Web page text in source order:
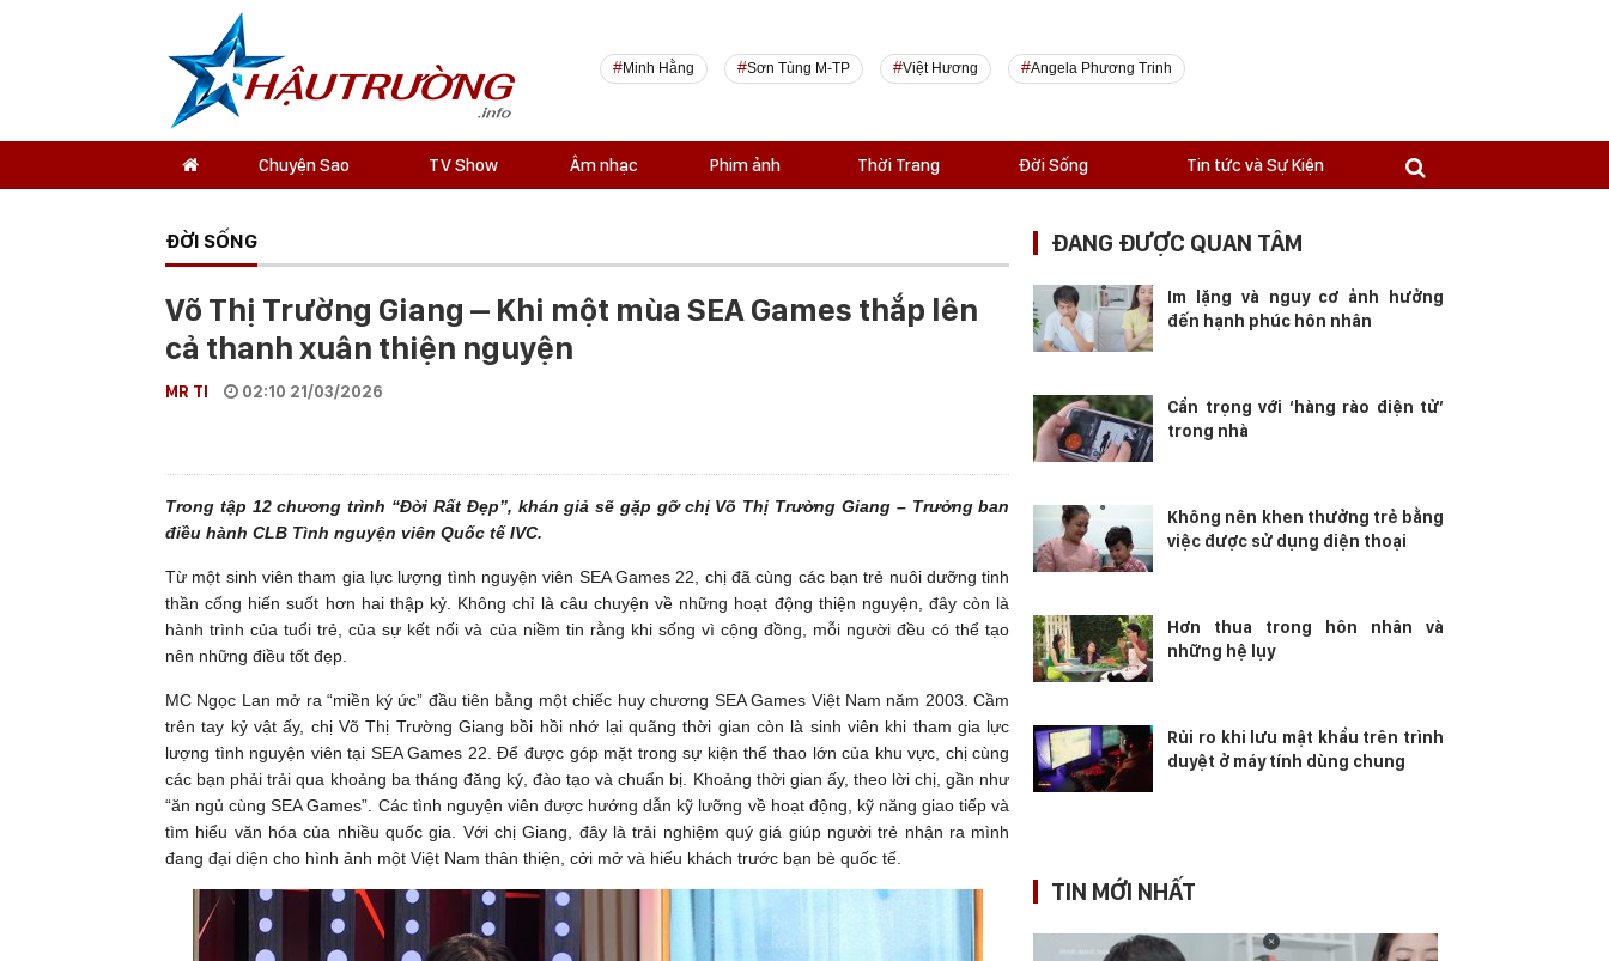
Minh Hằng Sơn Tùng M-TP Việt Hương Angela Phương Trinh
Chuyện Sao TV Show Âm nhạc Phim ảnh Thời Trang Đời Sống Tin tức và Sự Kiện
ĐỜI SỐNG
Võ Thị Trường Giang – Khi một mùa SEA Games thắp lên
cả thanh xuân thiện nguyện
MR TI 02:10 21/03/2026
Trong tập 12 chương trình “Đời Rất Đẹp”, khán giả sẽ gặp gỡ chị Võ Thị Trường Giang – Trưởng ban
điều hành CLB Tình nguyện viên Quốc tế IVC.
Từ một sinh viên tham gia lực lượng tình nguyện viên SEA Games 22, chị đã cùng các bạn trẻ nuôi dưỡng tinh
thần cống hiến suốt hơn hai thập kỷ. Không chỉ là câu chuyện về những hoạt động thiện nguyện, đây còn là
hành trình của tuổi trẻ, của sự kết nối và của niềm tin rằng khi sống vì cộng đồng, mỗi người đều có thể tạo
nên những điều tốt đẹp.
MC Ngọc Lan mở ra “miền ký ức” đầu tiên bằng một chiếc huy chương SEA Games Việt Nam năm 2003. Cầm
trên tay kỷ vật ấy, chị Võ Thị Trường Giang bồi hồi nhớ lại quãng thời gian còn là sinh viên khi tham gia lực
lượng tình nguyện viên tại SEA Games 22. Để được góp mặt trong sự kiện thể thao lớn của khu vực, chị cùng
các bạn phải trải qua khoảng ba tháng đăng ký, đào tạo và chuẩn bị. Khoảng thời gian ấy, theo lời chị, gần như
“ăn ngủ cùng SEA Games”. Các tình nguyện viên được hướng dẫn kỹ lưỡng về hoạt động, kỹ năng giao tiếp và
tìm hiểu văn hóa của nhiều quốc gia. Với chị Giang, đây là trải nghiệm quý giá giúp người trẻ nhận ra mình
đang đại diện cho hình ảnh một Việt Nam thân thiện, cởi mở và hiếu khách trước bạn bè quốc tế.
ĐANG ĐƯỢC QUAN TÂM
Im lặng và nguy cơ ảnh hưởng
đến hạnh phúc hôn nhân
Cẩn trọng với ‘hàng rào điện tử’
trong nhà
Không nên khen thưởng trẻ bằng
việc được sử dụng điện thoại
Hơn thua trong hôn nhân và
những hệ lụy
Rủi ro khi lưu mật khẩu trên trình
duyệt ở máy tính dùng chung
TIN MỚI NHẤT